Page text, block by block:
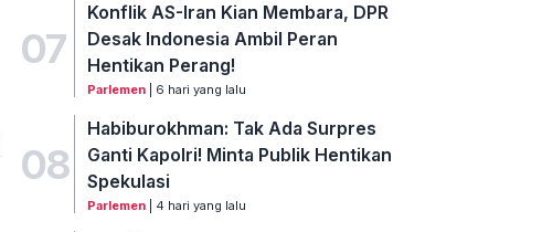
07
Konflik AS-Iran Kian Membara, DPR
Desak Indonesia Ambil Peran
Hentikan Perang!
Parlemen | 6 hari yang lalu
08
Habiburokhman: Tak Ada Surpres
Ganti Kapolri! Minta Publik Hentikan
Spekulasi
Parlemen | 4 hari yang lalu